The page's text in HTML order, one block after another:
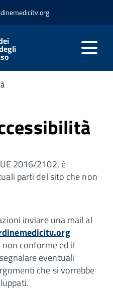
2016/2102, è
parti del sito che non
inviare una mail al
conforme ed il
eventuali
che si vorrebbe